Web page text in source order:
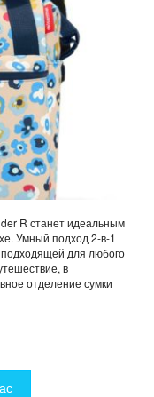
R станет идеальным
Умный подход 2-в-1
подходящей для любого
в
отделение сумки